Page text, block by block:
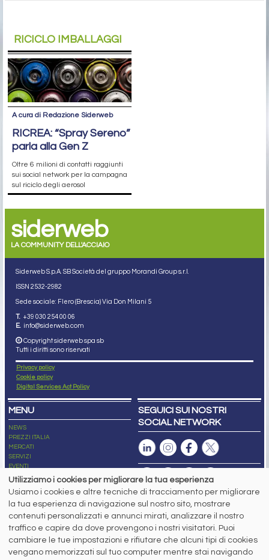
RICICLO IMBALLAGGI
A cura di Redazione Siderweb
RICREA: “Spray Sereno”
parla alla Gen Z
Oltre 6 milioni di contatti raggiunti
sui social network per la campagna
sul riciclo degli aerosol
siderweb
LA COMMUNITY DELL'ACCIAIO
Siderweb S.p.A. SB Società del gruppo Morandi Group s.r.l.
ISSN 2532-2982
Sede sociale: Flero (Brescia) Via Don Milani 5
T. +39 030 254 00 06
E. info@siderweb.com
Copyright siderweb spa sb
Tutti i diritti sono riservati
Privacy policy
Cookie policy
Digital Services Act Policy
MENU
NEWS
PREZZI ITALIA
MERCATI
SERVIZI
EVENTI
ABBONAMENTI
NEWSLETTER
SEGUICI SUI NOSTRI
SOCIAL NETWORK
Capitale Sociale: 190.000€ interamente versato
Registro delle Imprese di Brescia
Codice Fiscale e Partita I.V.A.:IT03562320170
R.E.A. n. 419331
www.siderweb.com: Autorizzazione del Tribunale di Brescia n. 11/2004 del 17
Utilizziamo i cookies per migliorare la tua esperienza
Usiamo i cookies e altre tecniche di tracciamento per migliorare
la tua esperienza di navigazione sul nostro sito, mostrare
contenuti personalizzati e annunci mirati, analizzare il nostro
traffico e capire da dove provengono i nostri visitatori. Puoi
cambiare le tue impostazioni e rifiutare che alcuni tipi di cookies
vengano memorizzati sul tuo computer mentre stai navigando